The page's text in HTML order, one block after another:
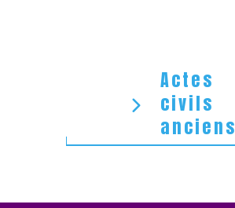
Actes
civils
anciens